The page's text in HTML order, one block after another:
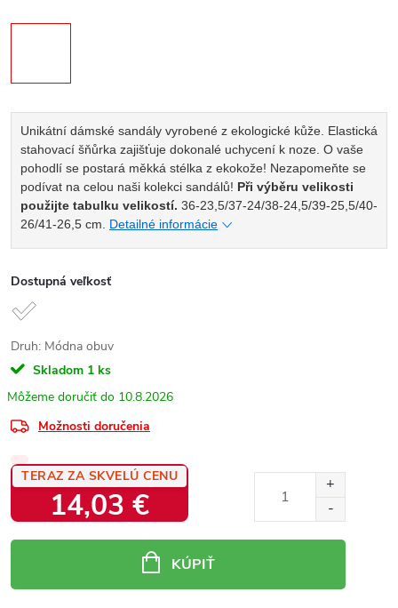
Unikátní dámské sandály vyrobené z ekologické kůže. Elastická
stahovací šňůrka zajišťuje dokonalé uchycení k noze. O vaše
pohodlí se postará měkká stélka z ekokože! Nezapomeňte se
podívat na celou naši kolekci sandálů! Při výběru velikosti
použijte tabulku velikostí. 36-23,5/37-24/38-24,5/39-25,5/40-
26/41-26,5 cm.
Detailné informácie
Dostupná veľkosť
Druh: Módna obuv
Skladom 1 ks
10.8.2026
Možnosti doručenia
TERAZ ZA SKVELÚ CENU
14,03 €
KÚPIŤ